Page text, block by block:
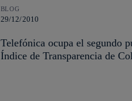
BLOG
29/12/2010
Telefónica ocupa el segundo
Índice de Transparencia de